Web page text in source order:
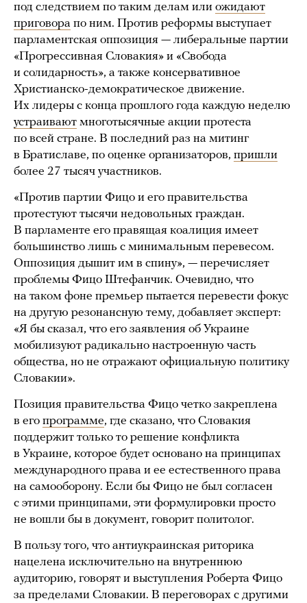
под следствием по таким делам или ожидают
приговора по ним. Против реформы выступает
парламентская оппозиция — либеральные партии
«Прогрессивная Словакия» и «Свобода
и солидарность», а также консервативное
Христианско-демократическое движение.
Их лидеры c конца прошлого года каждую неделю
устраивают многотысячные акции протеста
по всей стране. В последний раз на митинг
в Братиславе, по оценке организаторов, пришли
более 27 тысяч участников.
«Против партии Фицо и его правительства
протестуют тысячи недовольных граждан.
В парламенте его правящая коалиция имеет
большинство лишь с минимальным перевесом.
Оппозиция дышит им в спину», — перечисляет
проблемы Фицо Штефанчик. Очевидно, что
на таком фоне премьер пытается перевести фокус
на другую резонансную тему, добавляет эксперт:
«Я бы сказал, что его заявления об Украине
мобилизуют радикально настроенную часть
общества, но не отражают официальную политику
Словакии».
Позиция правительства Фицо четко закреплена
в его программе, где сказано, что Словакия
поддержит только то решение конфликта
в Украине, которое будет основано на принципах
международного права и ее естественного права
на самооборону. Если бы Фицо не был согласен
с этими принципами, эти формулировки просто
не вошли бы в документ, говорит политолог.
В пользу того, что антиукраинская риторика
нацелена исключительно на внутреннюю
аудиторию, говорят и выступления Роберта Фицо
за пределами Словакии. В переговорах с другими